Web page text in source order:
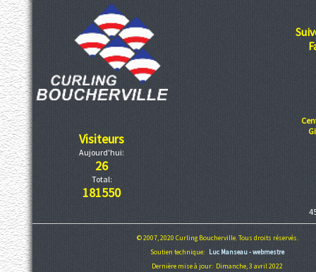
Visiteurs
Aujourd'hui:
26
Total:
181550
© 2007, 2020 Curling Boucherville. Tous droits réservés.
Soutien technique:Luc Manseau - webmestre
Dernière mise à jour: Dimanche, 3 avril 2022